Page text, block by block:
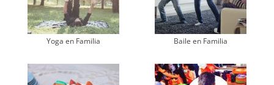
Yoga en Familia Baile en Familia